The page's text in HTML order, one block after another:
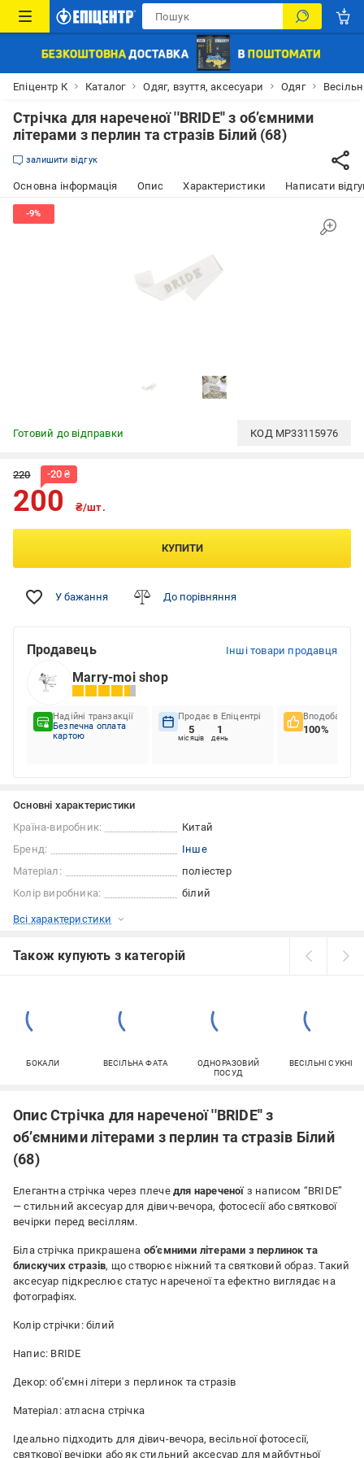
Епіцентр К Каталог Одяг, взуття, аксесуари Одяг
Стрічка для нареченої ''BRIDE'' з об’ємними
літерами з перлин та стразів Білий (68)
залишити відгук
Основна інформація Опис Характеристики Написати
Готовий до відправки КОД MP33115976
220 -20 ₴
200 ₴/шт.
КУПИТИ
У бажання До порівняння
Продавець Інші товари продавця
Marry-moi shop
Надійні транзакції
Безпечна оплата
картою
Продає в Епіцентрі
5
місяців
1
день
Вподобання
100%
Основні характеристики
Країна-виробник:
Китай
Бренд:
Інше
Матеріал:
поліестер
Колір виробника:
білий
Всі характеристики
Також купують з категорій
БОКАЛИ ВЕСІЛЬНА ФАТА
ОДНОРАЗОВИЙ
ПОСУД
ВЕСІЛЬНІ СУКНІ
Опис Стрічка для нареченої ''BRIDE'' з
об’ємними літерами з перлин та стразів Білий
(68)
Елегантна стрічка через плече для нареченої з написом “BRIDE”
— стильний аксесуар для дівич-вечора, фотосесії або святкової
вечірки перед весіллям.
Біла стрічка прикрашена об’ємними літерами з перлинок та
блискучих стразів, що створює ніжний та святковий образ. Такий
аксесуар підкреслює статус нареченої та ефектно виглядає на
фотографіях.
Колір стрічки: білий
Напис: BRIDE
Декор: об’ємні літери з перлинок та стразів
Матеріал: атласна стрічка
Ідеально підходить для дівич-вечора, весільної фотосесії,
святкової вечірки або як стильний аксесуар для майбутньої